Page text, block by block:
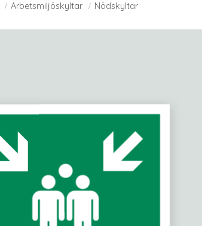
Arbetsmiljöskyltar Nödskyltar